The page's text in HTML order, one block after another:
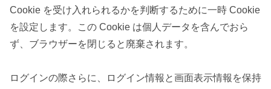
Cookie を受け入れられるかを判断するために一時 Cookie
を設定します。この Cookie は個人データを含んでおら
ず、ブラウザーを閉じると廃棄されます。
ログインの際さらに、ログイン情報と画面表示情報を保持